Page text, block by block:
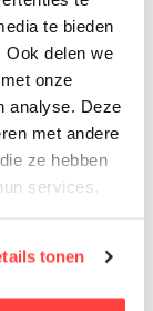
te bieden
Ook delen we
onze
analyse. Deze
met andere
ze hebben
services.
tonen